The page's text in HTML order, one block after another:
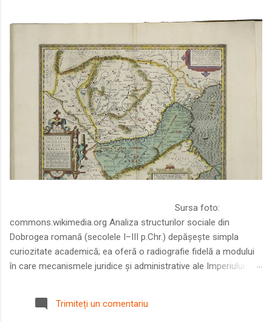
Sursa foto:
commons.wikimedia.org Analiza structurilor sociale din
Dobrogea romană (secolele I–III p.Chr.) depășește simpla
curiozitate academică; ea oferă o radiografie fidelă a modului
în care mecanismele juridice și administrative ale Imperiului
Într-o epocă în care prosperitatea excepțională a lumii romane
era susținută de o mobilitate socială dinamică și de o libertate
Trimiteți un comentariu